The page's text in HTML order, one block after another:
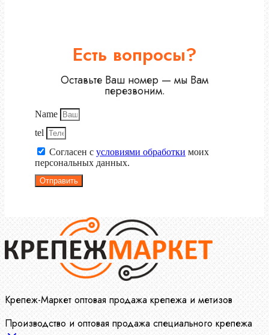
Есть вопросы?
Оставьте Ваш номер — мы Вам
перезвоним.
Name
tel
Согласен с условиями обработки моих
персональных данных.
Отправить
Крепеж-Маркет оптовая продажа крепежа и метизов
Производство и оптовая продажа специального крепежа